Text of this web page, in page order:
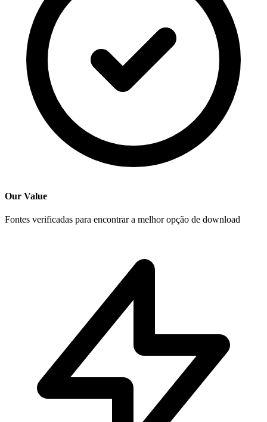
Our Value
Fontes verificadas para encontrar a melhor opção de download